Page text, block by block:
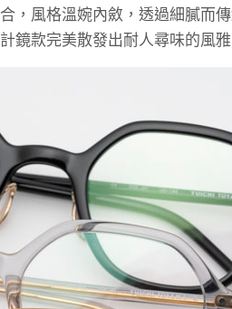
，風格溫婉內斂，透過細膩而
鏡款完美散發出耐人尋味的風雅